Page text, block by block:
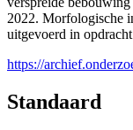
2022. Morfologische
uitgevoerd in
https://
Standaard